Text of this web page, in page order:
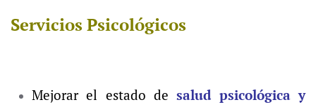
Servicios Psicológicos
Mejorar el estado desalud psicológica y